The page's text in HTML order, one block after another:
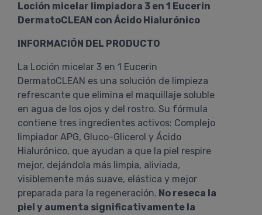
Loción micelar limpiadora 3 en 1 Eucerin
DermatoCLEAN con Ácido Hialurónico
INFORMACIÓN DEL PRODUCTO
La Loción micelar 3 en 1 Eucerin
DermatoCLEAN es una solución de limpieza
refrescante que elimina el maquillaje soluble
en agua de los ojos y del rostro. Su fórmula
contiene tres ingredientes activos: Complejo
limpiador APG, Gluco-Glicerol y Ácido
Hialurónico, que ayudan a que la piel respire
mejor, dejándola más limpia, aliviada,
visiblemente más suave, elástica y mejor
preparada para la regeneración. No reseca la
piel y aumenta significativamente la